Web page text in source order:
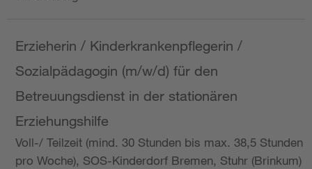
Erzieherin / Kinderkrankenpflegerin /
Sozialpädagogin (m/w/d) für den
Betreuungsdienst in der stationären
Erziehungshilfe
Voll-/ Teilzeit (mind. 30 Stunden bis max. 38,5 Stunden
pro Woche), SOS-Kinderdorf Bremen, Stuhr (Brinkum)